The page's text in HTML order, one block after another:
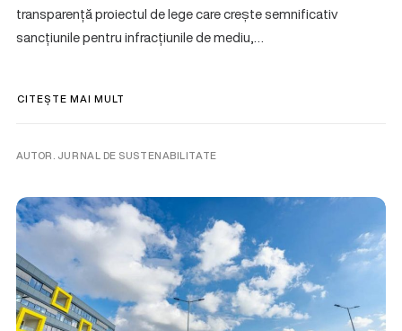
transparență proiectul de lege care crește semnificativ
sancțiunile pentru infracțiunile de mediu,…
CITEȘTE MAI MULT
AUTOR. JURNAL DE SUSTENABILITATE